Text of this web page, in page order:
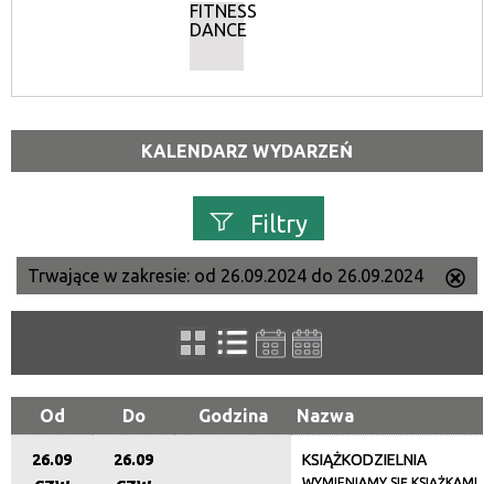
FITNESS
DANCE
KALENDARZ WYDARZEŃ
Filtry
Szukana fraza
Kategoria
Trwające w zakresie
Trwające w zakresie: od 26.09.2024 do 26.09.2024
ten
Od Do Godzina Nazwa
26.09
26.09
KSIĄŻKODZIELNIA